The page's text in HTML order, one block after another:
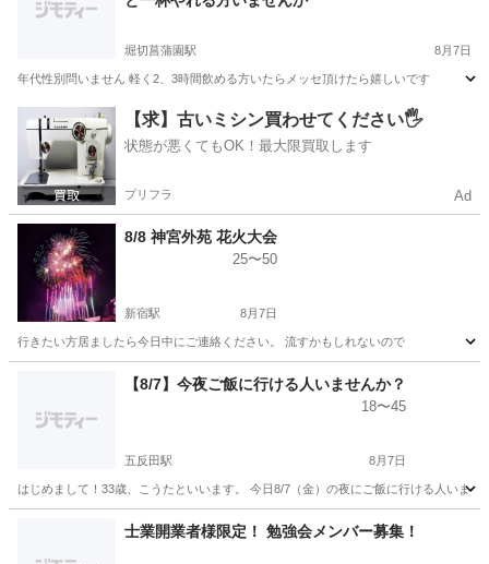
堀切菖蒲園駅 8月7日
年代性別問いません 軽く2、3時間飲める方いたらメッセ頂けたら嬉しいです
東京 葛飾区 堀切菖蒲園駅 その他
【求】古いミシン買わせてください🖐️
状態が悪くてもOK！最大限買取します
プリフラ Ad
8/8 神宮外苑 花火大会
25〜50
新宿駅 8月7日
行きたい方居ましたら今日中にご連絡ください。 流すかもしれないので
新宿駅 その他 花火大会
【8/7】今夜ご飯に行ける人いませんか？
18〜45
五反田駅 8月7日
はじめまして！33歳、こうたといいます。 今日8/7（金）の夜にご飯に行ける人いま
五反田駅 その他
士業開業者様限定！ 勉強会メンバー募集！